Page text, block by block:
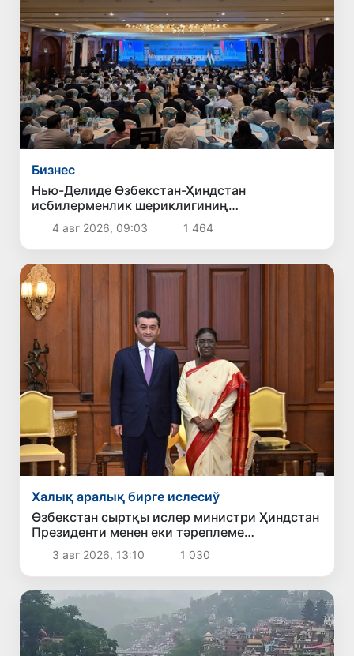
Бизнес
Нью-Делиде Өзбекстан-Ҳиндстан
исбилерменлик шериклигиниң
перспективалары белгилеп алынды
4 авг 2026, 09:03 1 464
Халық аралық бирге ислесиў
Өзбекстан сыртқы ислер министри Ҳиндстан
Президенти менен еки тәреплеме
байланысларды беккемлеў мәселелерин
додалады
3 авг 2026, 13:10 1 030